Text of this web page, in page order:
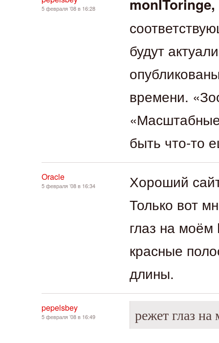
monIToringe,
будут
времени.
быть что-то
5 февраля ’08 в 16:28
Хороший
Только вот
глаз на
красные
длины.
Oracle
5 февраля ’08 в 16:34
режет глаз
pepelsbey
5 февраля ’08 в 16:49